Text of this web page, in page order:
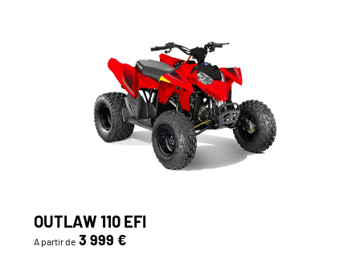
OUTLAW 110 EFI
A partir de 3 999 €